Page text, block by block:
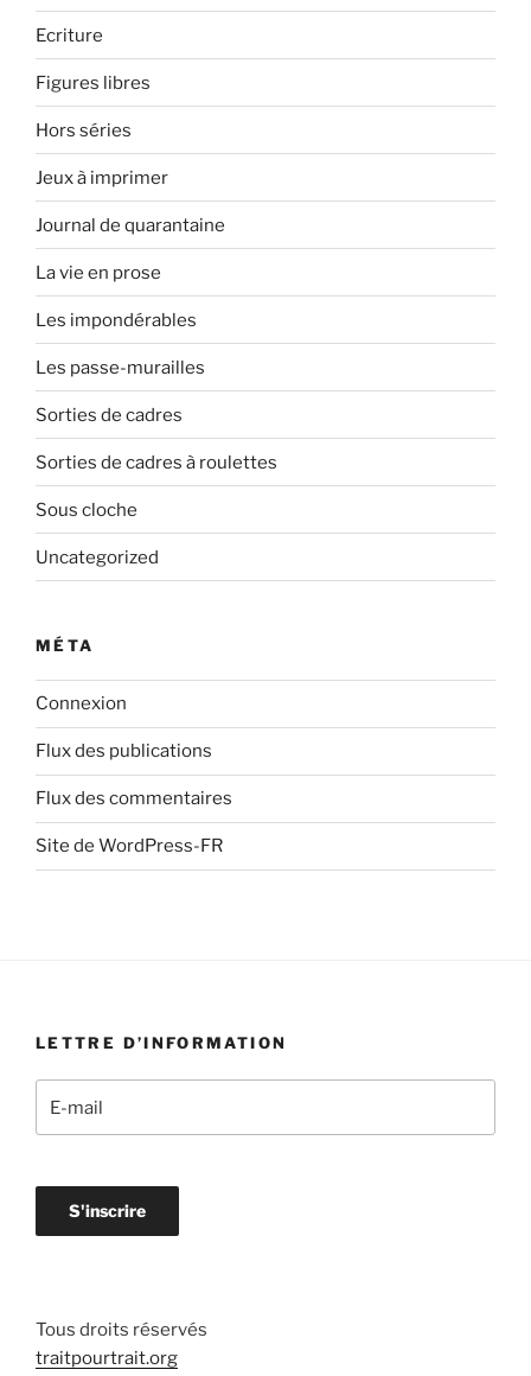
Ecriture
Figures libres
Hors séries
Jeux à imprimer
Journal de quarantaine
La vie en prose
Les impondérables
Les passe-murailles
Sorties de cadres
Sorties de cadres à roulettes
Sous cloche
Uncategorized
MÉTA
Connexion
Flux des publications
Flux des commentaires
Site de WordPress-FR
LETTRE D’INFORMATION
Tous droits réservés
traitpourtrait.org